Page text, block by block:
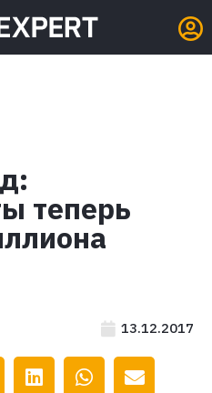
теперь
13.12.2017